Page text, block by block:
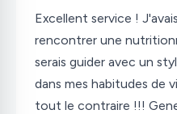
Excellent service !
rencontrer une
serais guider avec un
dans mes habitudes de
tout le contraire !!!